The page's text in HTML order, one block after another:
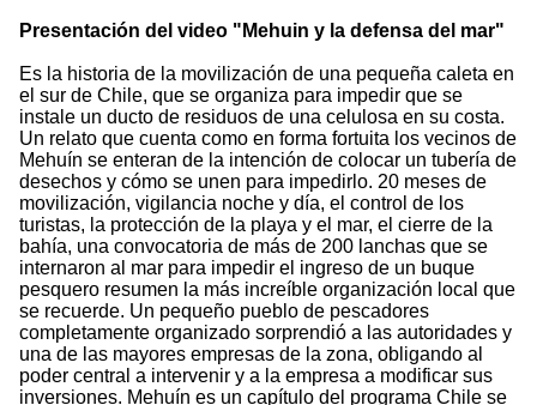
Presentación del video "Mehuin y la defensa del mar"
Es la historia de la movilización de una pequeña caleta en
el sur de Chile, que se organiza para impedir que se
instale un ducto de residuos de una celulosa en su costa.
Un relato que cuenta como en forma fortuita los vecinos de
Mehuín se enteran de la intención de colocar un tubería de
desechos y cómo se unen para impedirlo. 20 meses de
movilización, vigilancia noche y día, el control de los
turistas, la protección de la playa y el mar, el cierre de la
bahía, una convocatoria de más de 200 lanchas que se
internaron al mar para impedir el ingreso de un buque
pesquero resumen la más increíble organización local que
se recuerde. Un pequeño pueblo de pescadores
completamente organizado sorprendió a las autoridades y
una de las mayores empresas de la zona, obligando al
poder central a intervenir y a la empresa a modificar sus
inversiones. Mehuín es un capítulo del programa Chile se